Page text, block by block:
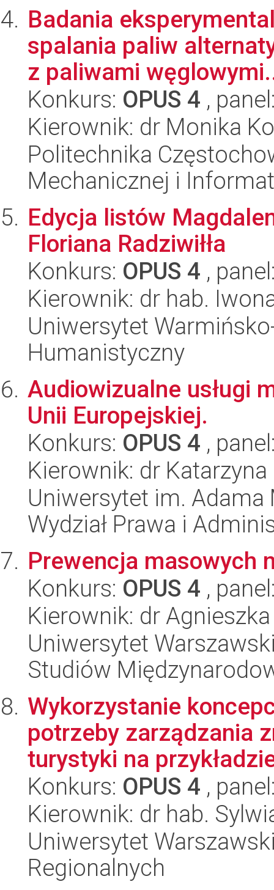
Badania
spalania paliw
z paliwami
Konkurs: OPUS 4 ,
Kierownik: dr Monika
Politechnika
Mechanicznej i
Edycja listów
Floriana Radziwiłła
Konkurs: OPUS 4 ,
Kierownik: dr hab.
Uniwersytet
Humanistyczny
Audiowizualne usługi
Unii Europejskiej.
Konkurs: OPUS 4 ,
Kierownik: dr
Uniwersytet im.
Wydział Prawa i
Prewencja masowych
Konkurs: OPUS 4 ,
Kierownik: dr
Uniwersytet
Studiów
Wykorzystanie
potrzeby zarządzania
turystyki na
Konkurs: OPUS 4 ,
Kierownik: dr hab.
Uniwersytet
Regionalnych